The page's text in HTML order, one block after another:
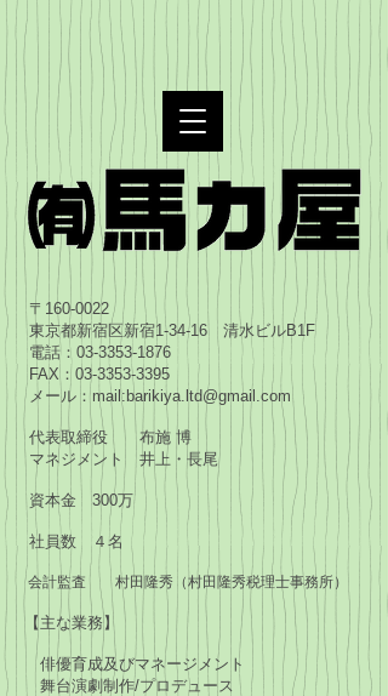
〒160-0022
東京都新宿区新宿1-34-16 清水ビルB1F
電話：03-3353-1876
FAX：03-3353-3395
メール：mail: barikiya.ltd@gmail.com
代表取締役 布施 博
マネジメント 井上・長尾
資本金 300万
社員数 ４名
会計監査 村田隆秀（村田隆秀税理士事務所）
【主な業務】
俳優育成及びマネージメント
舞台演劇制作/プロデュース